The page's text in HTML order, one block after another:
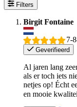
Filters
Birgit Fontaine
7-
Geverifieerd
Al jaren lang
als er toch iets
netjes op! Écht
en mooie